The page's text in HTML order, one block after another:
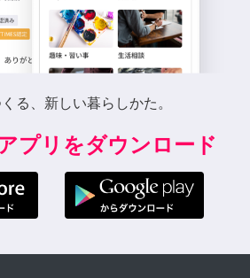
る、新しい暮らしかた。
プリをダウンロード